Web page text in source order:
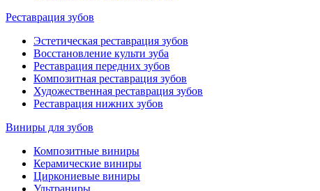
Реставрация зубов
Эстетическая реставрация зубов
Восстановление культи зуба
Реставрация передних зубов
Композитная реставрация зубов
Художественная реставрация зубов
Реставрация нижних зубов
Виниры для зубов
Композитные виниры
Керамические виниры
Циркониевые виниры
Ультраниры